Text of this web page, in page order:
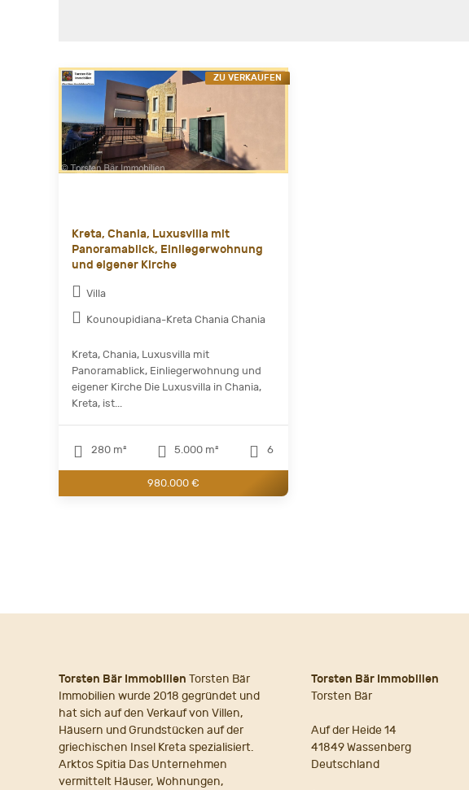
Kreta, Chania, Luxusvilla mit
Panoramablick, Einliegerwohnung
und eigener Kirche
Villa
Kounoupidiana-Kreta Chania Chania
Kreta, Chania, Luxusvilla mit
Panoramablick, Einliegerwohnung und
eigener Kirche Die Luxusvilla in Chania,
Kreta, ist...
280 m² 5.000 m² 6
980.000 €
ZU VERKAUFEN
Torsten Bär Immobilien Torsten Bär
Immobilien wurde 2018 gegründet und
hat sich auf den Verkauf von Villen,
Häusern und Grundstücken auf der
griechischen Insel Kreta spezialisiert.
Arktos Spitia Das Unternehmen
vermittelt Häuser, Wohnungen,
Torsten Bär Immobilien
Torsten Bär
Auf der Heide 14
41849 Wassenberg
Deutschland